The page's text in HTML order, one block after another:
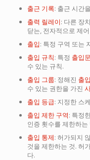
출근 기록: 출근 시간
출력 릴레이: 다른 장
닫는, 전자적으로 제
출입: 특정 구역 또는
출입 규칙: 특정 출입문
수 있는 규칙.
출입 그룹: 정해진 출
수 있는 권한을 가진
출입 등급: 지정한 스
출입 제한 구역: 특정
인증 횟수를 제한하
출입 통제: 허가되지
것을 제한하는 것. 허
다.